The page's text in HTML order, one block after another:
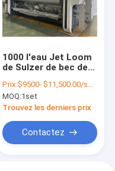
1000 l'eau Jet Loom
de Sulzer de bec de
tissage de textile de
t/mn 2
Prix:$9500- $11,500.00/sets
MOQ:1set
Trouvez les derniers prix
Contactez